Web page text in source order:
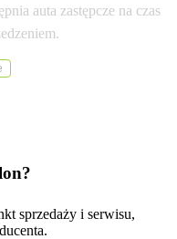
auta zastępcze na czas
sprzedaży i serwisu,